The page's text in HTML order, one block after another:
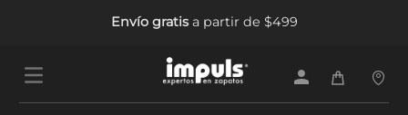
Envío gratisa partir de $499